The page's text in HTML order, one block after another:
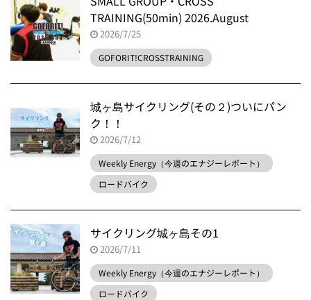
TRAINING(50min) 2026.August
2026/7/25
GOFORIT!CROSSTRAINING
城ヶ島サイクリング(その２)ついにパン
ク！！
2026/7/12
Weekly Energy（今週のエナジーレポート）
ロードバイク
サイクリング城ヶ島その1
2026/7/11
Weekly Energy（今週のエナジーレポート）
ロードバイク